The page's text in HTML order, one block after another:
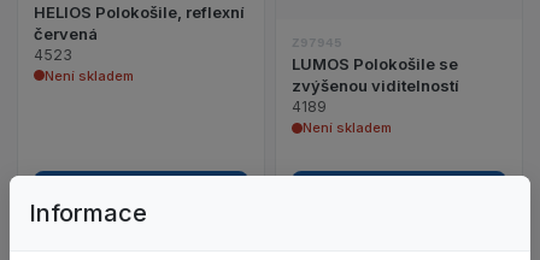
HELIOS Polokošile, reflexní
červená
4523
Není skladem
Z97945
LUMOS Polokošile se
zvýšenou viditelností
4189
Není skladem
Informace